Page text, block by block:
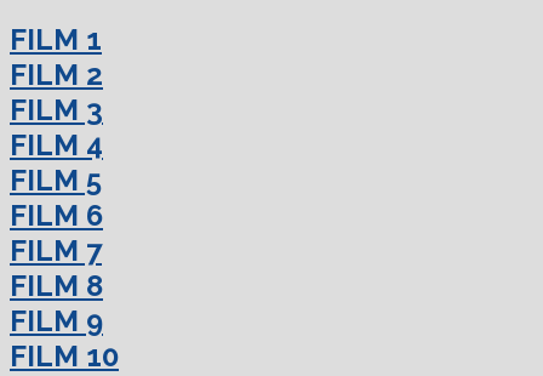
FILM 1
FILM 2
FILM 3
FILM 4
FILM 5
FILM 6
FILM 7
FILM 8
FILM 9
FILM 10